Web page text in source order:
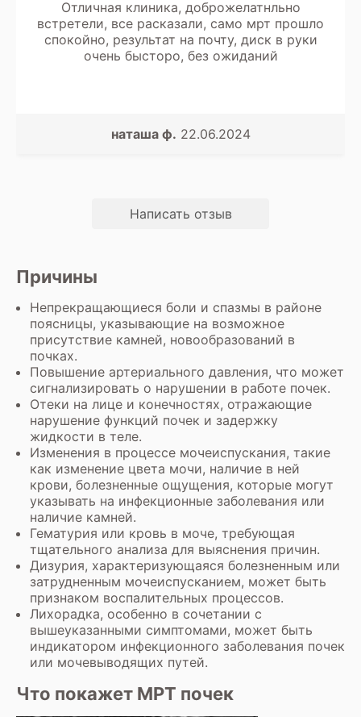
Отличная клиника, доброжелатнльно
встретели, все расказали, само мрт прошло
спокойно, результат на почту, диск в руки
очень бысторо, без ожиданий
наташа ф. 22.06.2024
Написать отзыв
Причины
Непрекращающиеся боли и спазмы в районе
поясницы, указывающие на возможное
присутствие камней, новообразований в
почках.
Повышение артериального давления, что может
сигнализировать о нарушении в работе почек.
Отеки на лице и конечностях, отражающие
нарушение функций почек и задержку
жидкости в теле.
Изменения в процессе мочеиспускания, такие
как изменение цвета мочи, наличие в ней
крови, болезненные ощущения, которые могут
указывать на инфекционные заболевания или
наличие камней.
Гематурия или кровь в моче, требующая
тщательного анализа для выяснения причин.
Дизурия, характеризующаяся болезненным или
затрудненным мочеиспусканием, может быть
признаком воспалительных процессов.
Лихорадка, особенно в сочетании с
вышеуказанными симптомами, может быть
индикатором инфекционного заболевания почек
или мочевыводящих путей.
Что покажет МРТ почек